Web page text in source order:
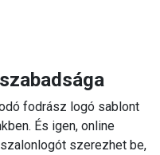
fodrász logó sablont
És igen, online
szerezhet be,